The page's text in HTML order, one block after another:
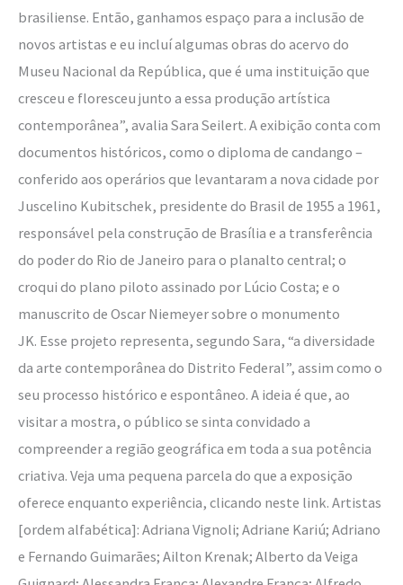
brasiliense. Então, ganhamos espaço para a inclusão de
novos artistas e eu incluí algumas obras do acervo do
Museu Nacional da República, que é uma instituição que
cresceu e floresceu junto a essa produção artística
contemporânea”, avalia Sara Seilert. A exibição conta com
documentos históricos, como o diploma de candango –
conferido aos operários que levantaram a nova cidade por
Juscelino Kubitschek, presidente do Brasil de 1955 a 1961,
responsável pela construção de Brasília e a transferência
do poder do Rio de Janeiro para o planalto central; o
croqui do plano piloto assinado por Lúcio Costa; e o
manuscrito de Oscar Niemeyer sobre o monumento
JK. Esse projeto representa, segundo Sara, “a diversidade
da arte contemporânea do Distrito Federal”, assim como o
seu processo histórico e espontâneo. A ideia é que, ao
visitar a mostra, o público se sinta convidado a
compreender a região geográfica em toda a sua potência
criativa. Veja uma pequena parcela do que a exposição
oferece enquanto experiência, clicando neste link. Artistas
[ordem alfabética]: Adriana Vignoli; Adriane Kariú; Adriano
e Fernando Guimarães; Ailton Krenak; Alberto da Veiga